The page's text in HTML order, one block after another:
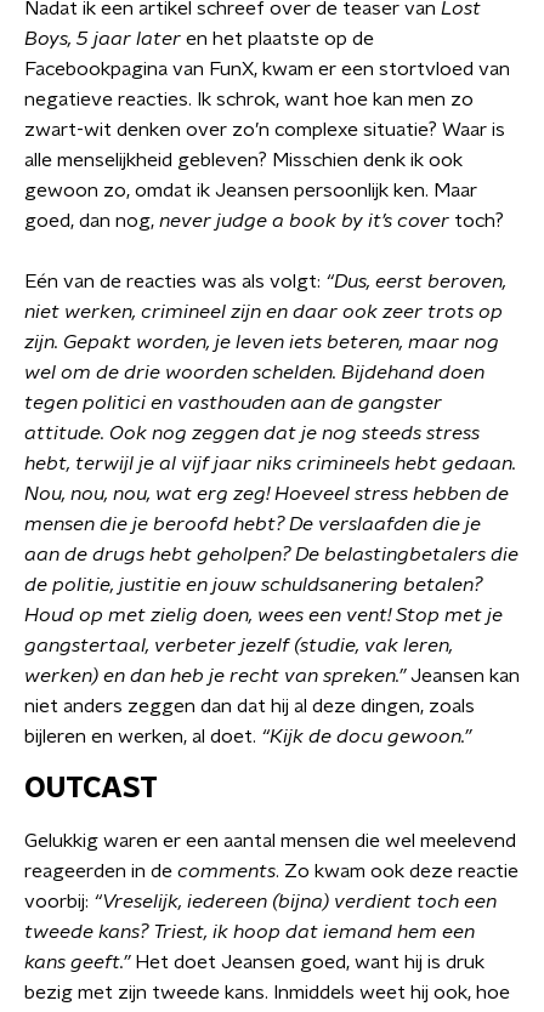
Nadat ik een artikel schreef over de teaser van Lost
Boys, 5 jaar later en het plaatste op de
Facebookpagina van FunX, kwam er een stortvloed van
negatieve reacties. Ik schrok, want hoe kan men zo
zwart-wit denken over zo’n complexe situatie? Waar is
alle menselijkheid gebleven? Misschien denk ik ook
gewoon zo, omdat ik Jeansen persoonlijk ken. Maar
goed, dan nog, never judge a book by it’s cover toch?
Eén van de reacties was als volgt: “Dus, eerst beroven,
niet werken, crimineel zijn en daar ook zeer trots op
zijn. Gepakt worden, je leven iets beteren, maar nog
wel om de drie woorden schelden. Bijdehand doen
tegen politici en vasthouden aan de gangster
attitude. Ook nog zeggen dat je nog steeds stress
hebt, terwijl je al vijf jaar niks crimineels hebt gedaan.
Nou, nou, nou, wat erg zeg! Hoeveel stress hebben de
mensen die je beroofd hebt? De verslaafden die je
aan de drugs hebt geholpen? De belastingbetalers die
de politie, justitie en jouw schuldsanering betalen?
Houd op met zielig doen, wees een vent! Stop met je
gangstertaal, verbeter jezelf (studie, vak leren,
werken) en dan heb je recht van spreken.”Jeansen kan
niet anders zeggen dan dat hij al deze dingen, zoals
bijleren en werken, al doet. “Kijk de docu gewoon.”
OUTCAST
Gelukkig waren er een aantal mensen die wel meelevend
reageerden in de comments. Zo kwam ook deze reactie
voorbij: “Vreselijk, iedereen (bijna) verdient toch een
tweede kans? Triest, ik hoop dat iemand hem een
kans geeft.”Het doet Jeansen goed, want hij is druk
bezig met zijn tweede kans. Inmiddels weet hij ook, hoe